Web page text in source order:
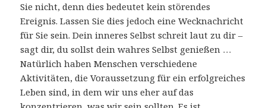
Sie nicht, denn dies bedeutet kein störendes
Ereignis. Lassen Sie dies jedoch eine Wecknachricht
für Sie sein. Dein inneres Selbst schreit laut zu dir –
sagt dir, du sollst dein wahres Selbst genießen …
Natürlich haben Menschen verschiedene
Aktivitäten, die Voraussetzung für ein erfolgreiches
Leben sind, in dem wir uns eher auf das